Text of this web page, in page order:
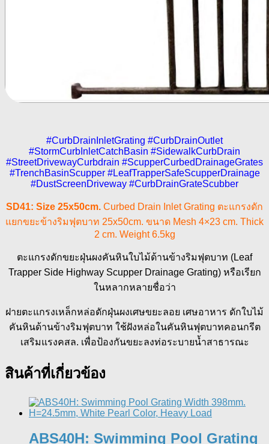
#CurbDrainInletGrating #CurbDrainOutlet
#StormCurbInletCatchBasin #SidewalkCurbDrain
#StreetDrivewayCurbdrain #ScupperCurbedDrainageGrates
#TrenchBasinScupper #LeafTrapperSafeScupperDrainage
#DustScreenDriveway #CurbDrainGrateScubber
SD41: Size 25x50cm. Curbed Drain Inlet Grating ตะแกรงดัก
แยกขยะข้างริมฟุตบาท 25x50cm. ขนาด Mesh 4×23 cm. Thick
2 cm. Weight 6.5kg
ตะแกรงดักขยะฝุ่นผงคันหินใบไม้ด้านข้างริมฟุตบาท (Leaf
Trapper Side Highway Scupper Drainage Grating) หรือเรียก
ในหลากหลายชื่อว่า
ฝายตะแกรงเหล็กหล่อดักฝุ่นผงเศษขยะลอย เศษอาหาร ดักใบไม้
คันหินด้านข้างริมฟุตบาท ใช้ฝังหล่อในคันหินฟุตบาทคอนกรีต
เสริมแรงคสล. เพื่อป้องกันขยะลงท่อระบายน้ำสาธารณะ
สินค้าที่เกี่ยวข้อง
ABS40H: Swimming Pool Grating